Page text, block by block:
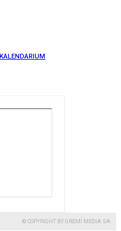
KALENDARIUM
© COPYRIGHT BY GREMI MEDIA SA